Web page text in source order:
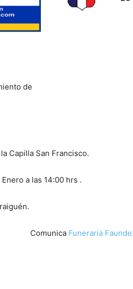
de
Capilla San Francisco.
a las 14:00 hrs .
Comunica Funeraria